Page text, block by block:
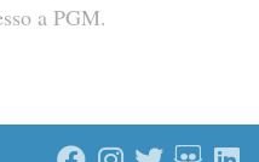
a PGM.